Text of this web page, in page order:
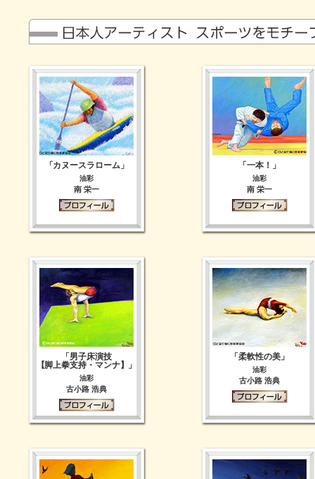
「カヌースラローム」
油彩
南 栄一
「一本！」
油彩
南 栄一
「男子床演技
【脚上拳支持・マンナ】」
油彩
古小路 浩典
「柔軟性の美」
油彩
古小路 浩典